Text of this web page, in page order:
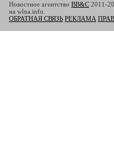
Новостное агентство BB&C 2011-
на wlna.info.
ОБРАТНАЯ СВЯЗЬ РЕКЛАМА